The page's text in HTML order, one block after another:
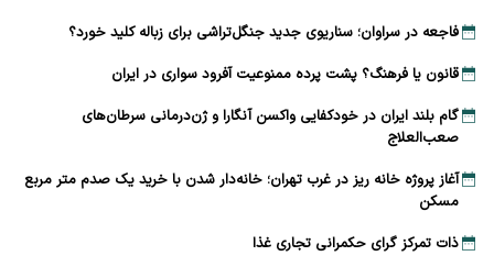
فاجعه در سراوان؛ سناریوی جدید جنگل‌تراشی برای زباله کلید خورد؟
قانون یا فرهنگ؟ پشت پرده ممنوعیت آفرود سواری در ایران
گام بلند ایران در خودکفایی واکسن آنگارا و ژن‌درمانی سرطان‌های
صعب‌العلاج
آغاز پروژه خانه ریز در غرب تهران؛ خانه‌دار شدن با خرید یک صدم متر مربع
مسکن
ذات تمرکز گرای حکمرانی تجاری غذا